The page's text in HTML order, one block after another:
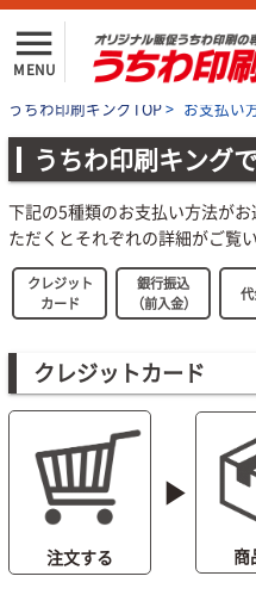
menu
MENU
うちわ印刷キングTOP> お支払い
うちわ印刷キング
下記の5種類のお支払い方法が
ただくとそれぞれの詳細がご覧
クレジット
カード
銀行振込
（前入金）
クレジットカード
注文する
play_arrow
商